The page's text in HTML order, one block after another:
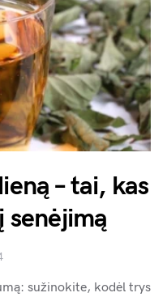
– tai, kas
senėjimą
sužinokite, kodėl trys